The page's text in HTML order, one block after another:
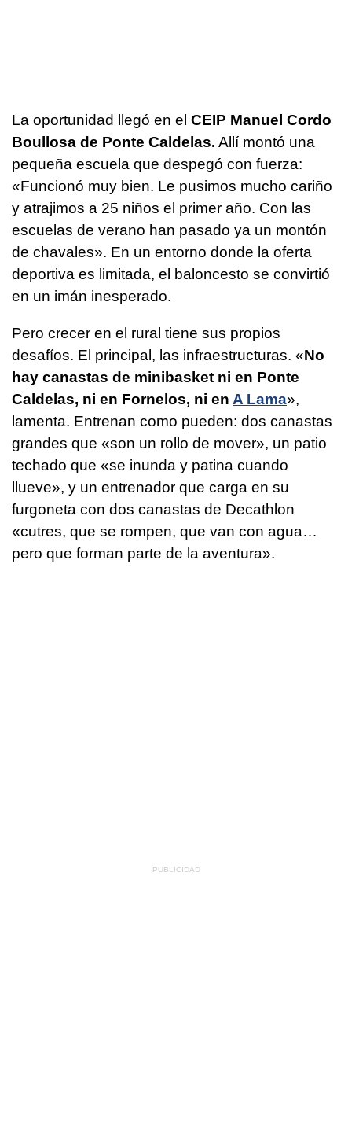
La oportunidad llegó en el CEIP Manuel Cordo
Boullosa de Ponte Caldelas. Allí montó una
pequeña escuela que despegó con fuerza:
«Funcionó muy bien. Le pusimos mucho cariño
y atrajimos a 25 niños el primer año. Con las
escuelas de verano han pasado ya un montón
de chavales». En un entorno donde la oferta
deportiva es limitada, el baloncesto se convirtió
en un imán inesperado.
Pero crecer en el rural tiene sus propios
desafíos. El principal, las infraestructuras. «No
hay canastas de minibasket ni en Ponte
Caldelas, ni en Fornelos, ni en A Lama»,
lamenta. Entrenan como pueden: dos canastas
grandes que «son un rollo de mover», un patio
techado que «se inunda y patina cuando
llueve», y un entrenador que carga en su
furgoneta con dos canastas de Decathlon
«cutres, que se rompen, que van con agua…
pero que forman parte de la aventura».